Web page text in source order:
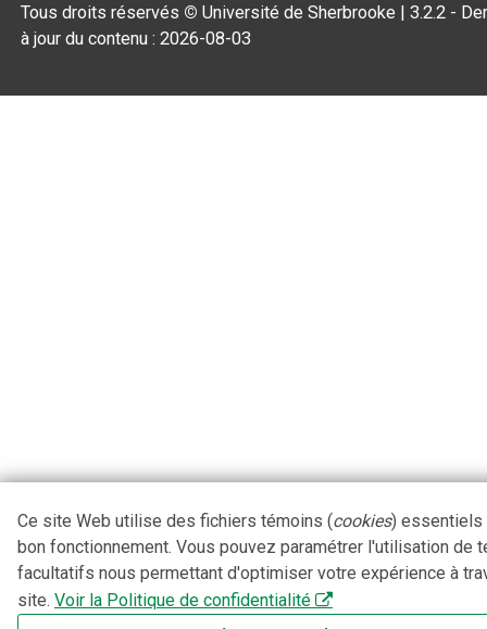
Tous droits réservés © Université de Sherbrooke |3.2.2 -
à jour du contenu :2026-08-03
Ce site Web utilise des fichiers témoins (cookies) essentiels
bon fonctionnement. Vous pouvez paramétrer l'utilisation de
facultatifs nous permettant d'optimiser votre expérience à
site. Voir la Politique de confidentialité